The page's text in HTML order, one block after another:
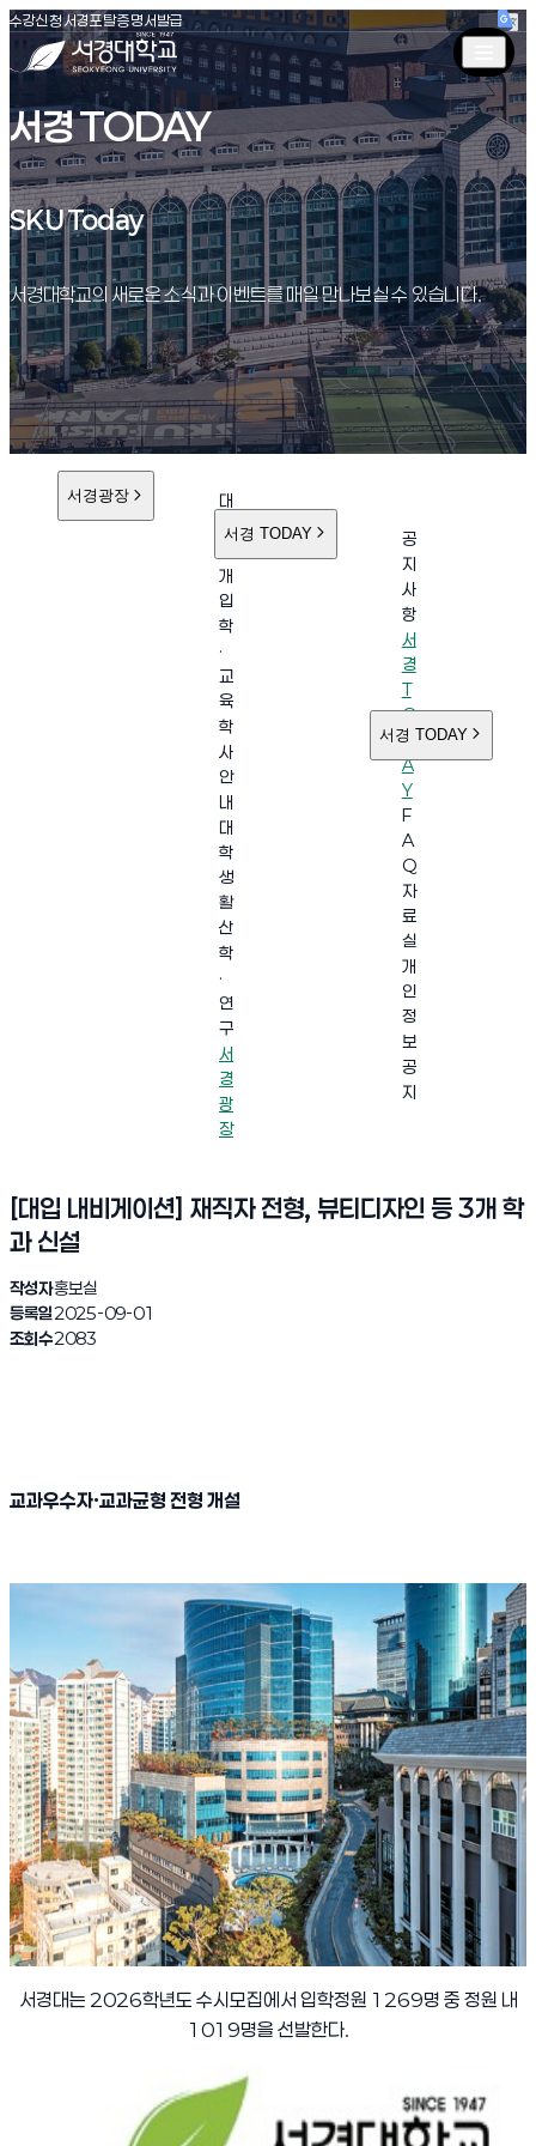
서경대학교
수강신청(새창 열림)
서경포탈(새창 열림)
증명서발급(새창 열림)
서경 TODAY
SKU Today
SKU Today
서경대학교의 새로운 소식과 이벤트를 매일 만나보실 수 있습니다.
서경광장
대
학
개
입
학
·
교
육
학
사
안
내
대
학
생
활
산
학
·
연
구
서
경
광
장
서경 TODAY
공
지
사
항
서
경
T
O
D
A
Y
F
A
Q
자
료
실
개
인
정
보
공
지
서경 TODAY
[대입 내비게이션] 재직자 전형, 뷰티디자인 등 3개 학
과 신설
작성자홍보실
등록일2025-09-01
조회수2083
교과우수자·교과균형 전형 개설
서경대는 2026학년도 수시모집에서 입학정원 1269명 중 정원 내
1019명을 선발한다.